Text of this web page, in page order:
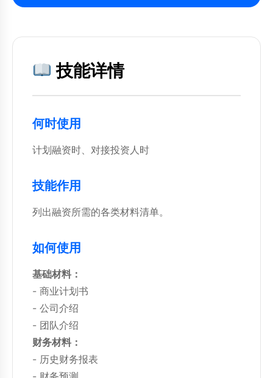
技能详情
何时使用
计划融资时、对接投资人时
技能作用
列出融资所需的各类材料清单。
如何使用
基础材料：
- 商业计划书
- 公司介绍
- 团队介绍
财务材料：
- 历史财务报表